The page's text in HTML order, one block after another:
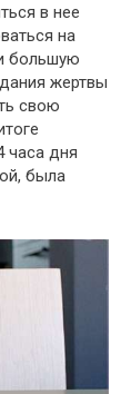
в нее
на
большую
жертвы
свою
часа дня
была